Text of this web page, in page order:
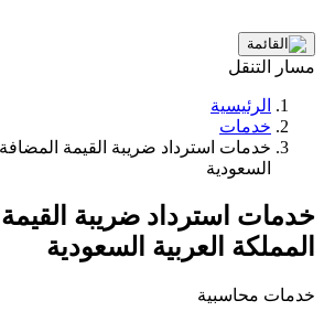
مسار التنقل
الرئيسية
خدمات
خدمات استرداد ضريبة القيمة
السعودية
خدمات استرداد ضريبة
المملكة العربية السعودية
خدمات محاسبية